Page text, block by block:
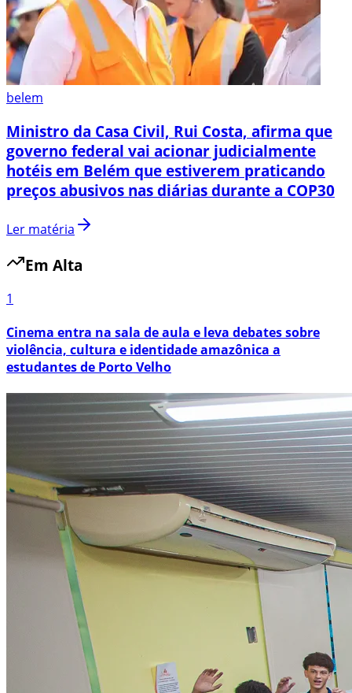
belem
Ministro da Casa Civil, Rui Costa, afirma que
governo federal vai acionar judicialmente
hotéis em Belém que estiverem praticando
preços abusivos nas diárias durante a COP30
Ler matéria
Em Alta
1
Cinema entra na sala de aula e leva debates sobre
violência, cultura e identidade amazônica a
estudantes de Porto Velho